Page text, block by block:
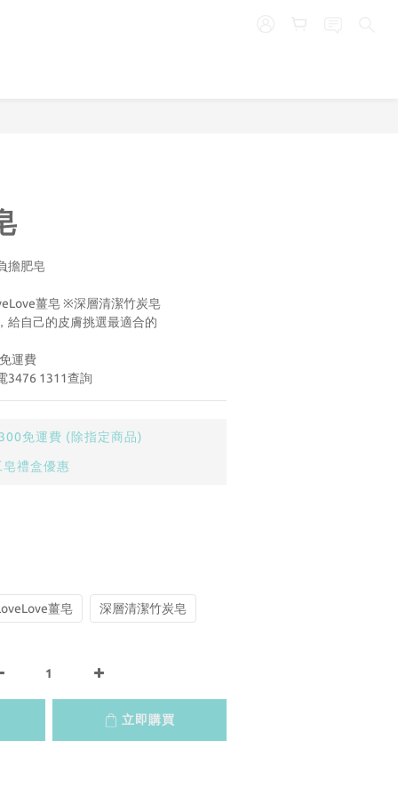
擔肥皂
薑皂 ※深層清潔竹炭皂
給自己的皮膚挑選最適合的
運費
3476 1311查詢
免運費 (除指定商品)
禮盒優惠
薑皂 深層清潔竹炭皂
立即購買